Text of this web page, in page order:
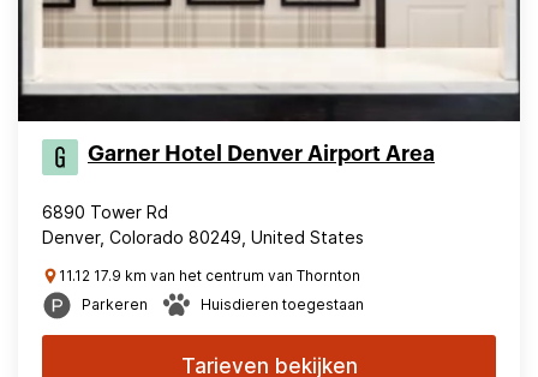
Garner Hotel Denver Airport Area
6890 Tower Rd
Denver, Colorado 80249, United States
11.12 17.9 km van het centrum van Thornton
Parkeren
Huisdieren toegestaan
Tarieven bekijken